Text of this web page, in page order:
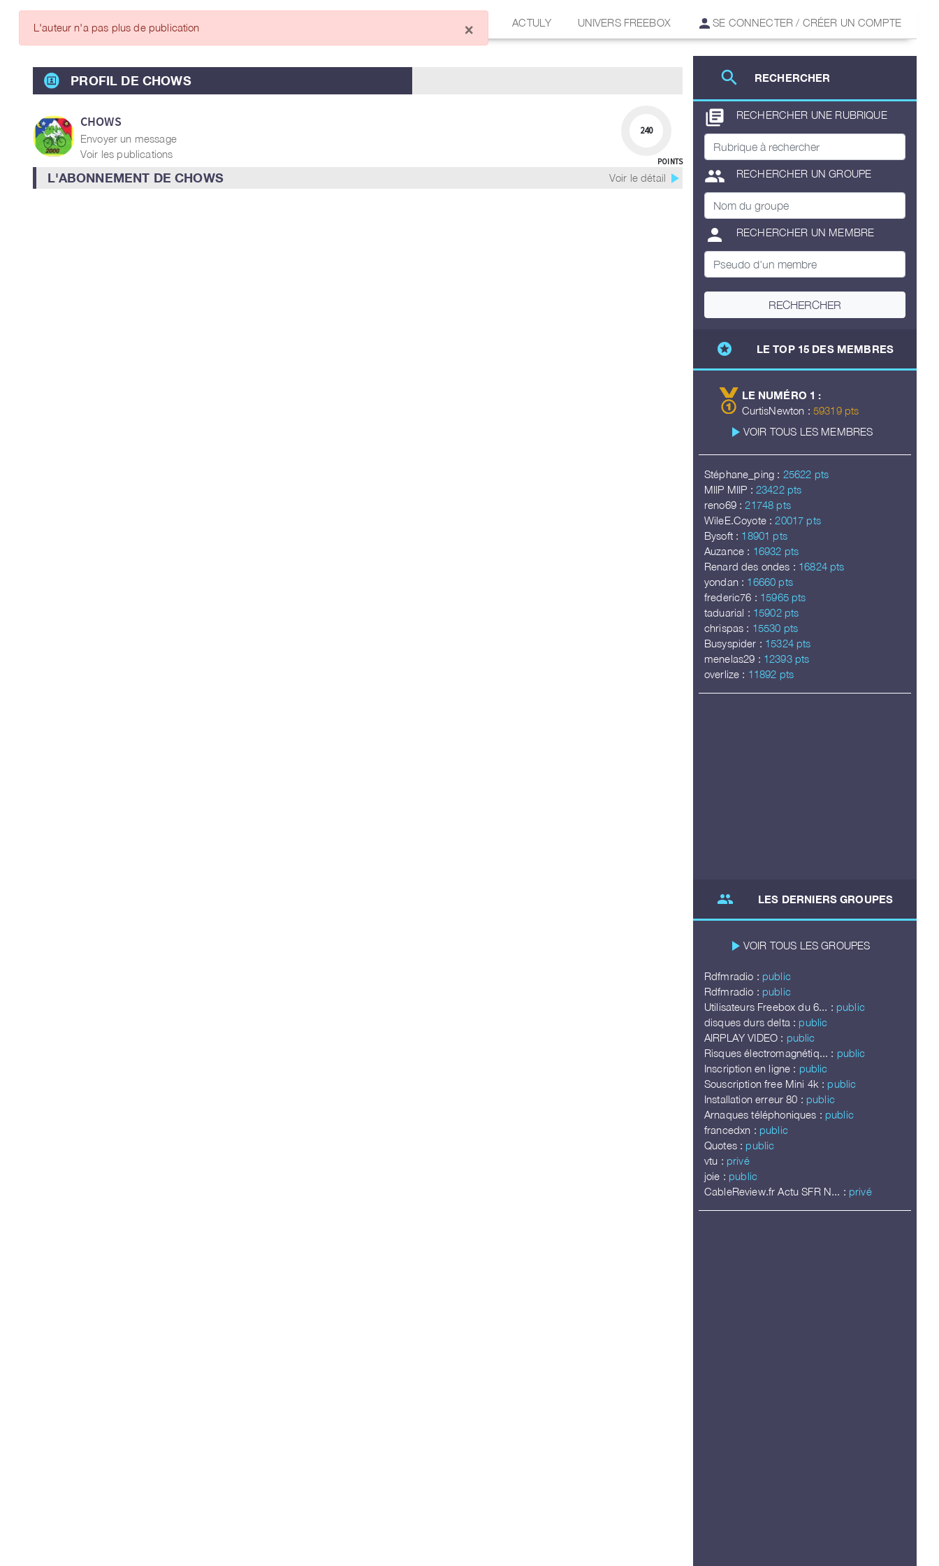
ARTICLES DES MEMBRES ACTULY UNIVERS FREEBOX SE CONNECTER / CRÉER UN COMPTE
search RECHERCHER
library_books RECHERCHER UNE RUBRIQUE
group RECHERCHER UN GROUPE
person RECHERCHER UN MEMBRE
RECHERCHER
stars LE TOP 15 DES MEMBRES
LE NUMÉRO 1 :
CurtisNewton : 59319 pts
play_arrow VOIR TOUS LES MEMBRES
Stéphane_ping : 25622 pts
MIIP MIIP : 23422 pts
reno69 : 21748 pts
WileE.Coyote : 20017 pts
Bysoft : 18901 pts
Auzance : 16932 pts
Renard des ondes : 16824 pts
yondan : 16660 pts
frederic76 : 15965 pts
taduarial : 15902 pts
chrispas : 15530 pts
Busyspider : 15324 pts
menelas29 : 12393 pts
overlize : 11892 pts
group LES DERNIERS GROUPES
play_arrow VOIR TOUS LES GROUPES
Rdfmradio : public
Rdfmradio : public
Utilisateurs Freebox du 6... : public
disques durs delta : public
AIRPLAY VIDEO : public
Risques électromagnétiq... : public
Inscription en ligne : public
Souscription free Mini 4k : public
Installation erreur 80 : public
Arnaques téléphoniques : public
francedxn : public
Quotes : public
vtu : privé
joie : public
CableReview.fr Actu SFR N... : privé
PROFIL DE CHOWS
CHOWS
Envoyer un message
Voir les publications
240
POINTS
L'ABONNEMENT DE CHOWS Voir le détail play_arrow
L'auteur n'a pas plus de publication ×